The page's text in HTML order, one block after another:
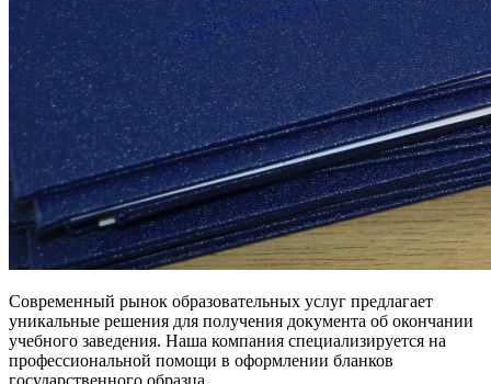
Современный рынок образовательных услуг предлагает
уникальные решения для получения документа об окончании
учебного заведения. Наша компания специализируется на
профессиональной помощи в оформлении бланков
государственного образца.